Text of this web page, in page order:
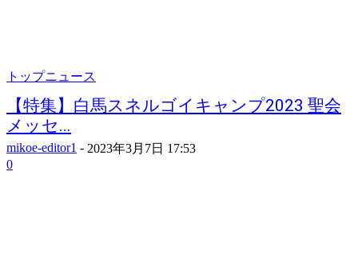
トップニュース
【特集】白馬スネルゴイキャンプ2023 聖会
メッセ...
mikoe-editor1 - 2023年3月7日 17:53
0